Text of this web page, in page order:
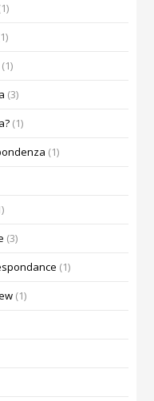
(1)
(3)
(1)
(1)
(3)
(1)
(1)